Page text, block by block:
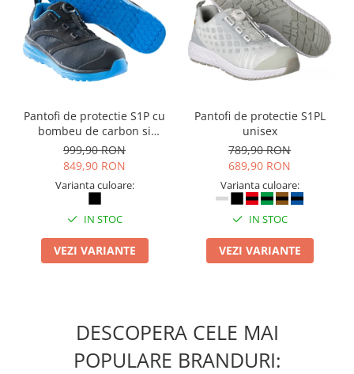
Pantofi de protectie S1P cu
bombeu de carbon si
inchidere BOAÂ® Fit
999,90 RON
849,90 RON
Varianta culoare:
IN STOC
VEZI VARIANTE
Pantofi de protectie S1PL
unisex
789,90 RON
689,90 RON
Varianta culoare:
IN STOC
VEZI VARIANTE
DESCOPERA CELE MAI
POPULARE BRANDURI: